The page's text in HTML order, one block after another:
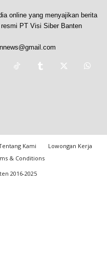
online yang menyajikan berita
PT Visi Siber Banten
Kami
Lowongan Kerja
& Conditions
2016-2025